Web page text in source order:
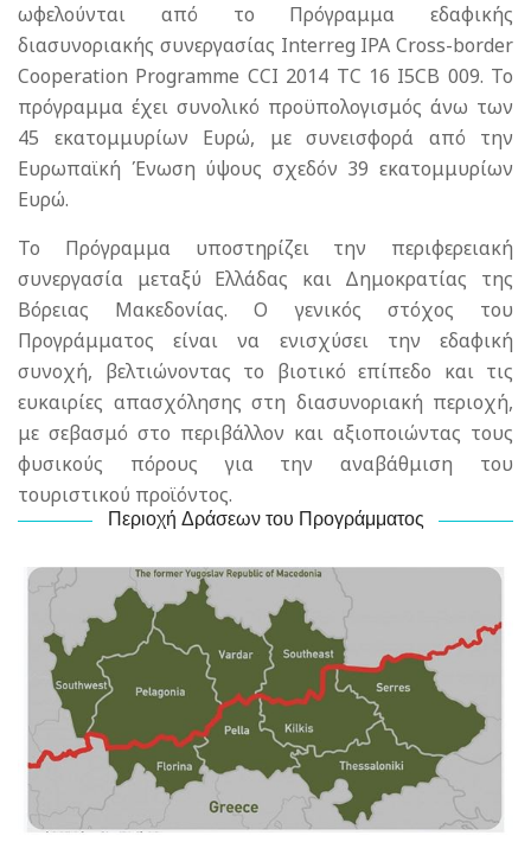
ωφελούνται από το Πρόγραμμα εδαφικής
διασυνοριακής συνεργασίας Interreg IPA Cross-border
Cooperation Programme CCI 2014 TC 16 I5CB 009. Το
πρόγραμμα έχει συνολικό προϋπολογισμός άνω των
45 εκατομμυρίων Ευρώ, με συνεισφορά από την
Ευρωπαϊκή Ένωση ύψους σχεδόν 39 εκατομμυρίων
Ευρώ.
Το Πρόγραμμα υποστηρίζει την περιφερειακή
συνεργασία μεταξύ Ελλάδας και Δημοκρατίας της
Βόρειας Μακεδονίας. Ο γενικός στόχος του
Προγράμματος είναι να ενισχύσει την εδαφική
συνοχή, βελτιώνοντας το βιοτικό επίπεδο και τις
ευκαιρίες απασχόλησης στη διασυνοριακή περιοχή,
με σεβασμό στο περιβάλλον και αξιοποιώντας τους
φυσικούς πόρους για την αναβάθμιση του
τουριστικού προϊόντος.
Περιοχή Δράσεων του Προγράμματος